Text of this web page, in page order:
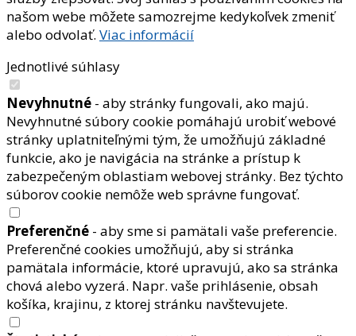
našom webe môžete samozrejme kedykoľvek zmeniť
alebo odvolať. Viac informácií
Jednotlivé súhlasy
Nevyhnutné - aby stránky fungovali, ako majú.
Nevyhnutné súbory cookie pomáhajú urobiť webové
stránky uplatniteľnými tým, že umožňujú základné
funkcie, ako je navigácia na stránke a prístup k
zabezpečeným oblastiam webovej stránky. Bez týchto
súborov cookie nemôže web správne fungovať.
Preferenčné - aby sme si pamätali vaše preferencie.
Preferenčné cookies umožňujú, aby si stránka
pamätala informácie, ktoré upravujú, ako sa stránka
chová alebo vyzerá. Napr. vaše prihlásenie, obsah
košíka, krajinu, z ktorej stránku navštevujete.